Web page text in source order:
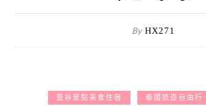
By HX271
曼谷景點美食住宿 泰國旅遊自由行